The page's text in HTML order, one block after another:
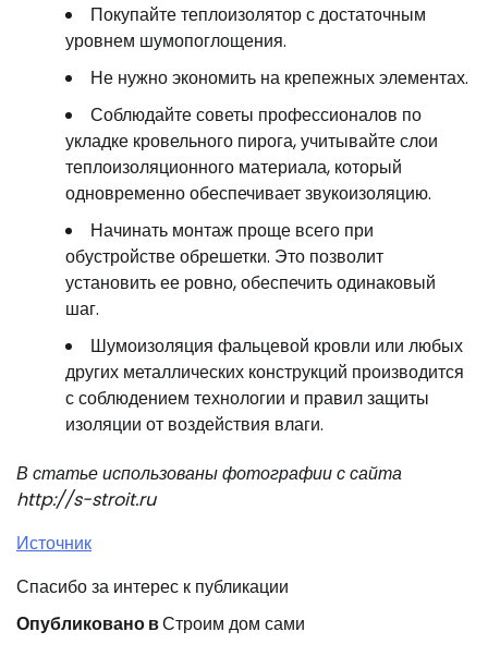
Покупайте теплоизолятор с достаточным
уровнем шумопоглощения.
Не нужно экономить на крепежных элементах.
Соблюдайте советы профессионалов по
укладке кровельного пирога, учитывайте слои
теплоизоляционного материала, который
одновременно обеспечивает звукоизоляцию.
Начинать монтаж проще всего при
обустройстве обрешетки. Это позволит
установить ее ровно, обеспечить одинаковый
шаг.
Шумоизоляция фальцевой кровли или любых
других металлических конструкций производится
с соблюдением технологии и правил защиты
изоляции от воздействия влаги.
В статье использованы фотографии с сайта
http://s-stroit.ru
Источник
Спасибо за интерес к публикации
Опубликовано вСтроим дом сами